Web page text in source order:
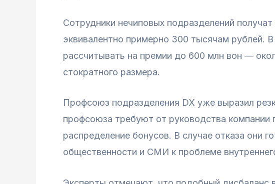
Сотрудники нечиповых подразделений
эквивалентно примерно 300 тысячам рублей.
рассчитывать на премии до 600 млн вон —
стократного размера.
Профсоюз подразделения DX уже выразил
профсоюза требуют от руководства компании
распределение бонусов. В случае отказа они
общественности и СМИ к проблеме